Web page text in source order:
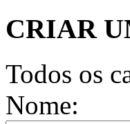
CRIAR
Todos os
Nome: